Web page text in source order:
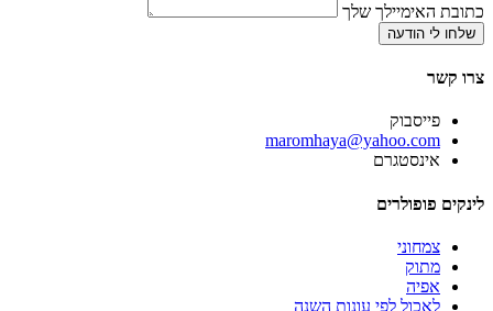
כתובת האימיילך שלך
שלחו לי הודעה
צרו קשר
פייסבוק
‫maromhaya@yahoo.com
אינסטגרם
לינקים פופולרים
צמחוני
מתוק
אפיה
לאכול לפי עונות השנה